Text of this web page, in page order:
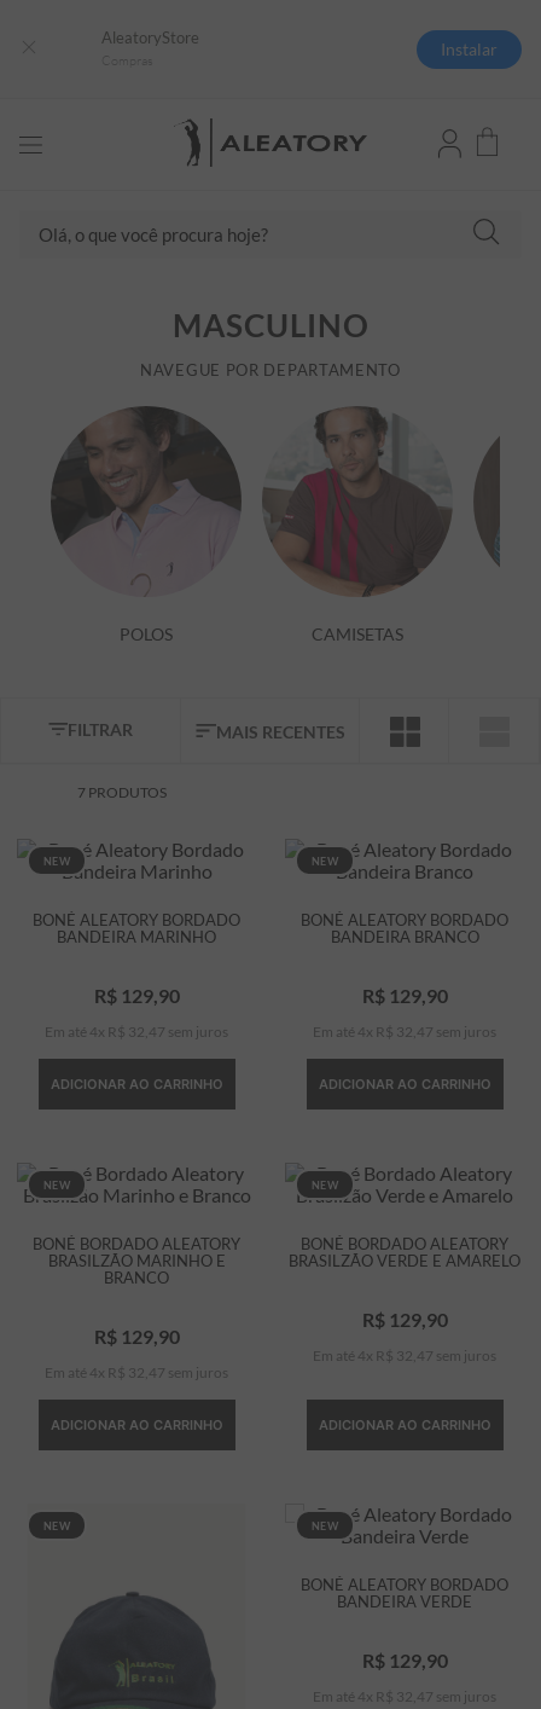
AleatoryStore
Instalar
MASCULINO
NAVEGUE POR DEPARTAMENTO
POLOS CAMISETAS
MAIS RECENTES
FILTRAR
7 PRODUTOS
NEW
BONÉ ALEATORY BORDADO
BANDEIRA MARINHO
R$ 129, 90
Em até 4 x R$ 32 47 sem juros
ADICIONAR AO CARRINHO
NEW
BONÉ ALEATORY BORDADO
BANDEIRA BRANCO
R$ 129, 90
Em até 4 x R$ 32 47 sem juros
ADICIONAR AO CARRINHO
NEW
BONÉ BORDADO ALEATORY
BRASILZÃO MARINHO E
BRANCO
R$ 129, 90
Em até 4 x R$ 32 47 sem juros
ADICIONAR AO CARRINHO
NEW
BONÉ BORDADO ALEATORY
BRASILZÃO VERDE E AMARELO
R$ 129, 90
Em até 4 x R$ 32 47 sem juros
ADICIONAR AO CARRINHO
NEW NEW
BONÉ ALEATORY BORDADO
BANDEIRA VERDE
R$ 129, 90
Em até 4 x R$ 32 47 sem juros
1º
camisas polo
2º
camiseta listrada
boné
camiseta
5º
pima
6º
jaqueta
º
bermuda